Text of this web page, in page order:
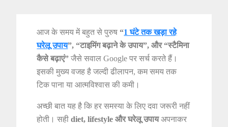
आज के समय में बहुत से पुरुष “1 घंटे तक खड़ा रहे
घरेलू उपाय”, “टाइमिंग बढ़ाने के उपाय”, और “स्टैमिना
कैसे बढ़ाएं” जैसे सवाल Google पर सर्च करते हैं।
इसकी मुख्य वजह है जल्दी ढीलापन, कम समय तक
टिक पाना या आत्मविश्वास की कमी।
अच्छी बात यह है कि हर समस्या के लिए दवा जरूरी नहीं
होती। सहीdiet, lifestyle और घरेलू उपायअपनाकर